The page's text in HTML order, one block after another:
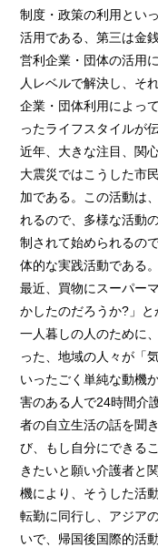
制度・政策の利用とい
活用である、第三は金
営利企業・団体の活用
人レベルで解決し、そ
企業・団体利用によっ
ったライフスタイルが
近年、大きな注目、関
大震災ではこうした市
加である。この活動は
れるので、多様な活動
制されて始められるの
体的な実践活動である
最近、買物にスーパー
かしたのだろうか?」
一人暮しの人のために
った、地域の人々が「
いったごく単純な動機
害のある人で24時間介
者の自立生活の話を聞
び、もし自分にできる
きたいと願い介護者と
機により、そうした活
転勤に同行し、アジア
いで、帰国後国際的活